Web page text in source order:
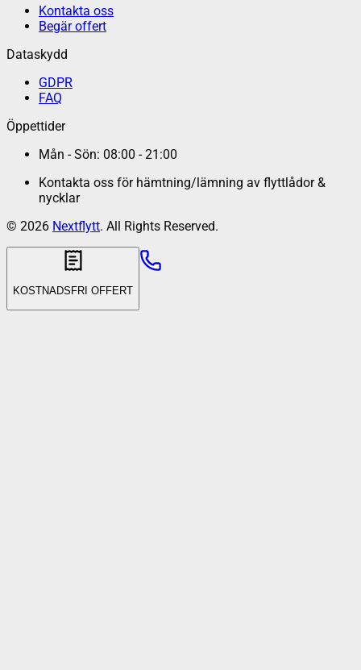
Kontakta oss
Begär offert
Dataskydd
GDPR
FAQ
Öppettider
Mån - Sön: 08:00 - 21:00
Kontakta oss för hämtning/lämning av flyttlådor &
nycklar
© 2026 Nextflytt. All Rights Reserved.
KOSTNADSFRI OFFERT